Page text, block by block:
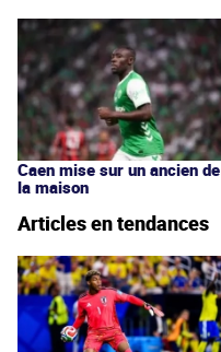
Caen mise sur un ancien de
la maison
Articles en tendances